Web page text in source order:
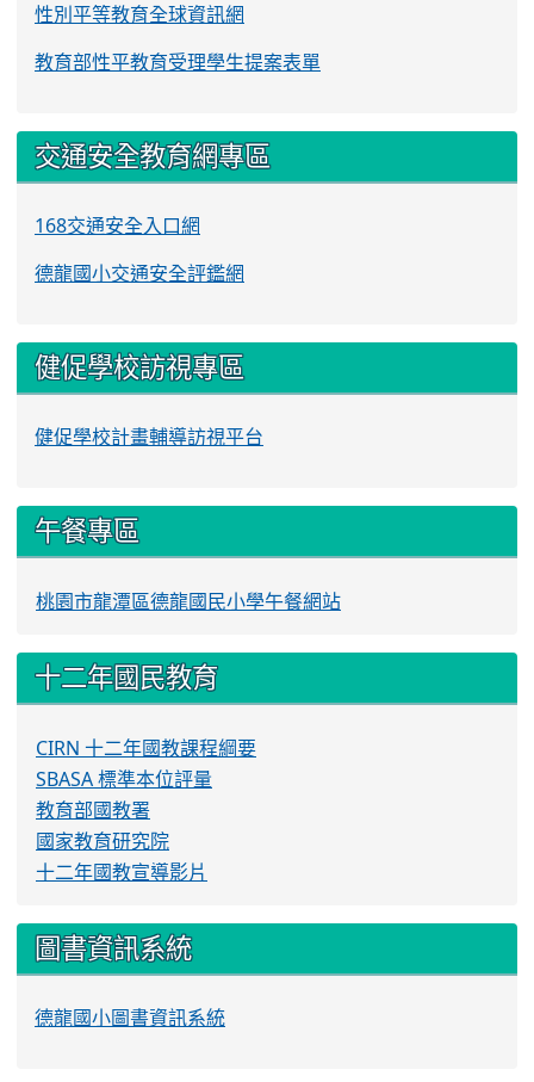
性別平等教育全球資訊網
教育部性平教育受理學生提案表單
交通安全教育網專區
168交通安全入口網
德龍國小交通安全評鑑網
健促學校訪視專區
健促學校計畫輔導訪視平台
午餐專區
桃園市龍潭區德龍國民小學午餐網站
十二年國民教育
CIRN 十二年國教課程綱要
SBASA 標準本位評量
教育部國教署
國家教育研究院
十二年國教宣導影片
圖書資訊系統
德龍國小圖書資訊系統